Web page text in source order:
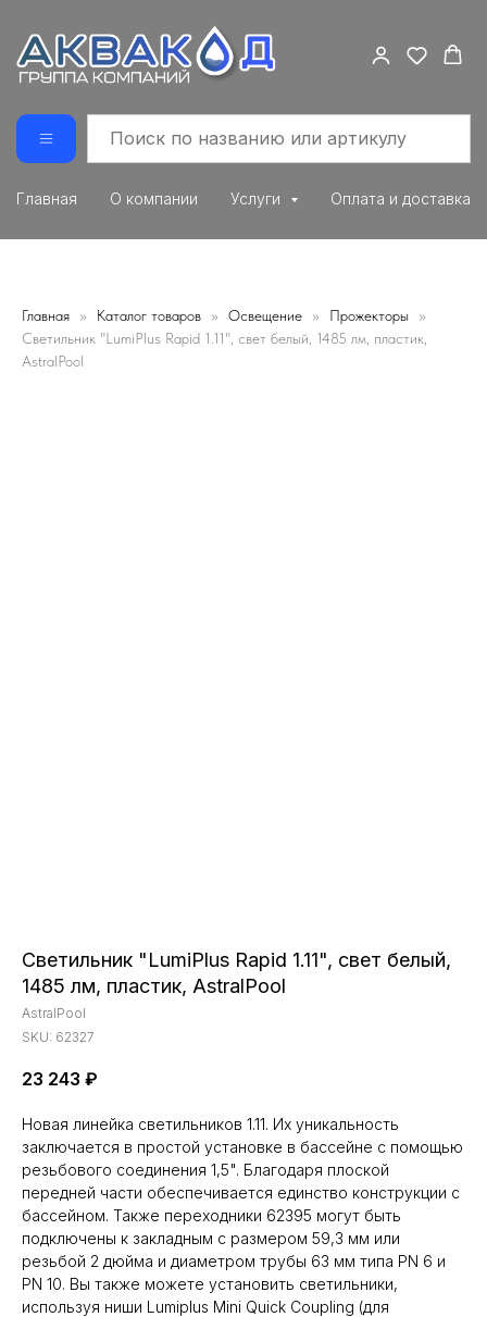
Главная О компании Услуги Оплата и доставка
Главная Каталог товаров Освещение
Прожекторы
Светильник "LumiPlus Rapid 1.11", свет белый, 1485 лм, плaстик,
AstralPool
Светильник "LumiPlus Rapid 1.11", свет белый,
1485 лм, плaстик, AstralPool
AstralPool
SKU: 62327
23 243 ₽
Новая линейка светильников 1.11. Их уникальность
заключается в простой установке в бассейне с помощью
резьбового соединения 1,5". Благодаря плоской
передней части обеспечивается единство конструкции с
бассейном. Также переходники 62395 могут быть
подключены к закладным с размером 59,3 мм или
резьбой 2 дюйма и диаметром трубы 63 мм типа PN 6 и
PN 10. Вы также можете установить светильники,
используя ниши Lumiplus Mini Quick Coupling (для